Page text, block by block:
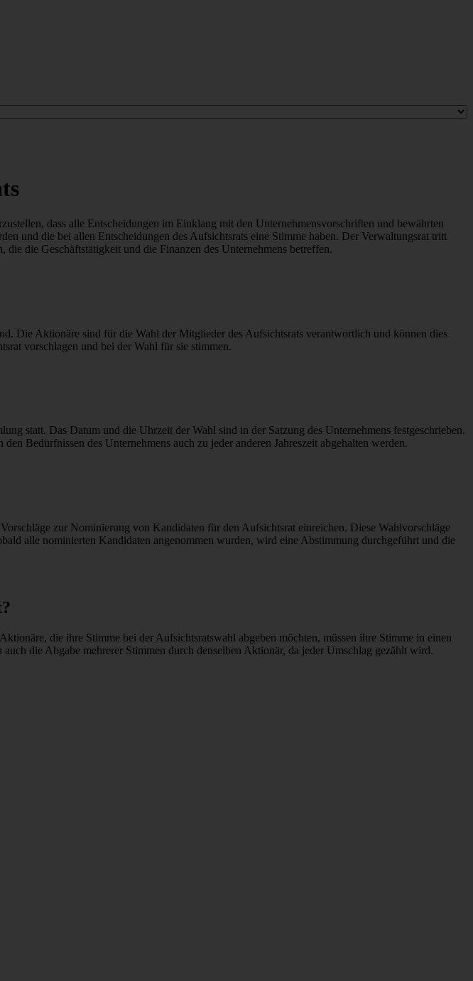
dass alle Entscheidungen im Einklang mit den Unternehmensvorschriften und bewährten
und die bei allen Entscheidungen des Aufsichtsrats eine Stimme haben. Der Verwaltungsrat tritt
die Geschäftstätigkeit und die Finanzen des Unternehmens betreffen.
Die Aktionäre sind für die Wahl der Mitglieder des Aufsichtsrats verantwortlich und können dies
vorschlagen und bei der Wahl für sie stimmen.
statt. Das Datum und die Uhrzeit der Wahl sind in der Satzung des Unternehmens festgeschrieben.
Bedürfnissen des Unternehmens auch zu jeder anderen Jahreszeit abgehalten werden.
zur Nominierung von Kandidaten für den Aufsichtsrat einreichen. Diese Wahlvorschläge
alle nominierten Kandidaten angenommen wurden, wird eine Abstimmung durchgeführt und die
die ihre Stimme bei der Aufsichtsratswahl abgeben möchten, müssen ihre Stimme in einen
die Abgabe mehrerer Stimmen durch denselben Aktionär, da jeder Umschlag gezählt wird.